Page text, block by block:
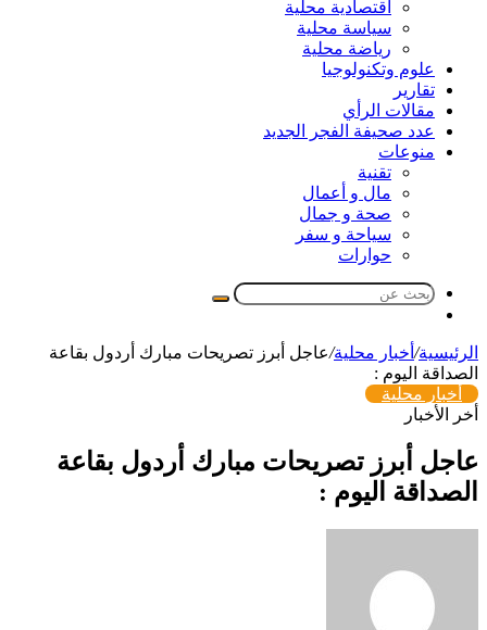
اقتصادية محلية
سياسة محلية
رياضة محلية
علوم وتكنولوجيا
تقارير
مقالات الرأي
عدد صحيفة الفجر الجديد
منوعات
تقنية
مال و أعمال
صحة و جمال
سياحة و سفر
حوارات
بحث
الرئيسية/ أخبار محلية/عاجل أبرز تصريحات مبارك أردول بقاعة
الصداقة اليوم :
أخبار محلية
أخر الأخبار
عاجل أبرز تصريحات مبارك أردول بقاعة
الصداقة اليوم :